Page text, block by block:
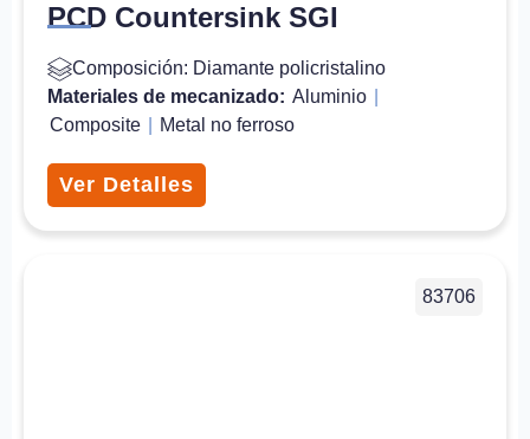
PCD Countersink SGI
Composición: Diamante policristalino
Materiales de mecanizado: Aluminio
Composite
Metal no ferroso
Ver Detalles
83706